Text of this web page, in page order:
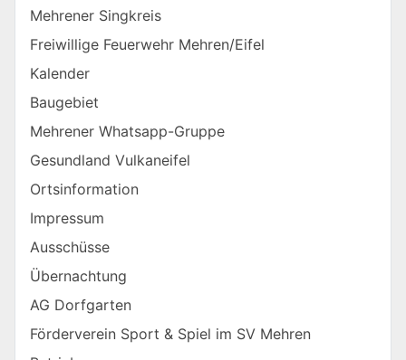
Mehrener Singkreis
Freiwillige Feuerwehr Mehren/Eifel
Kalender
Baugebiet
Mehrener Whatsapp-Gruppe
Gesundland Vulkaneifel
Ortsinformation
Impressum
Ausschüsse
Übernachtung
AG Dorfgarten
Förderverein Sport & Spiel im SV Mehren